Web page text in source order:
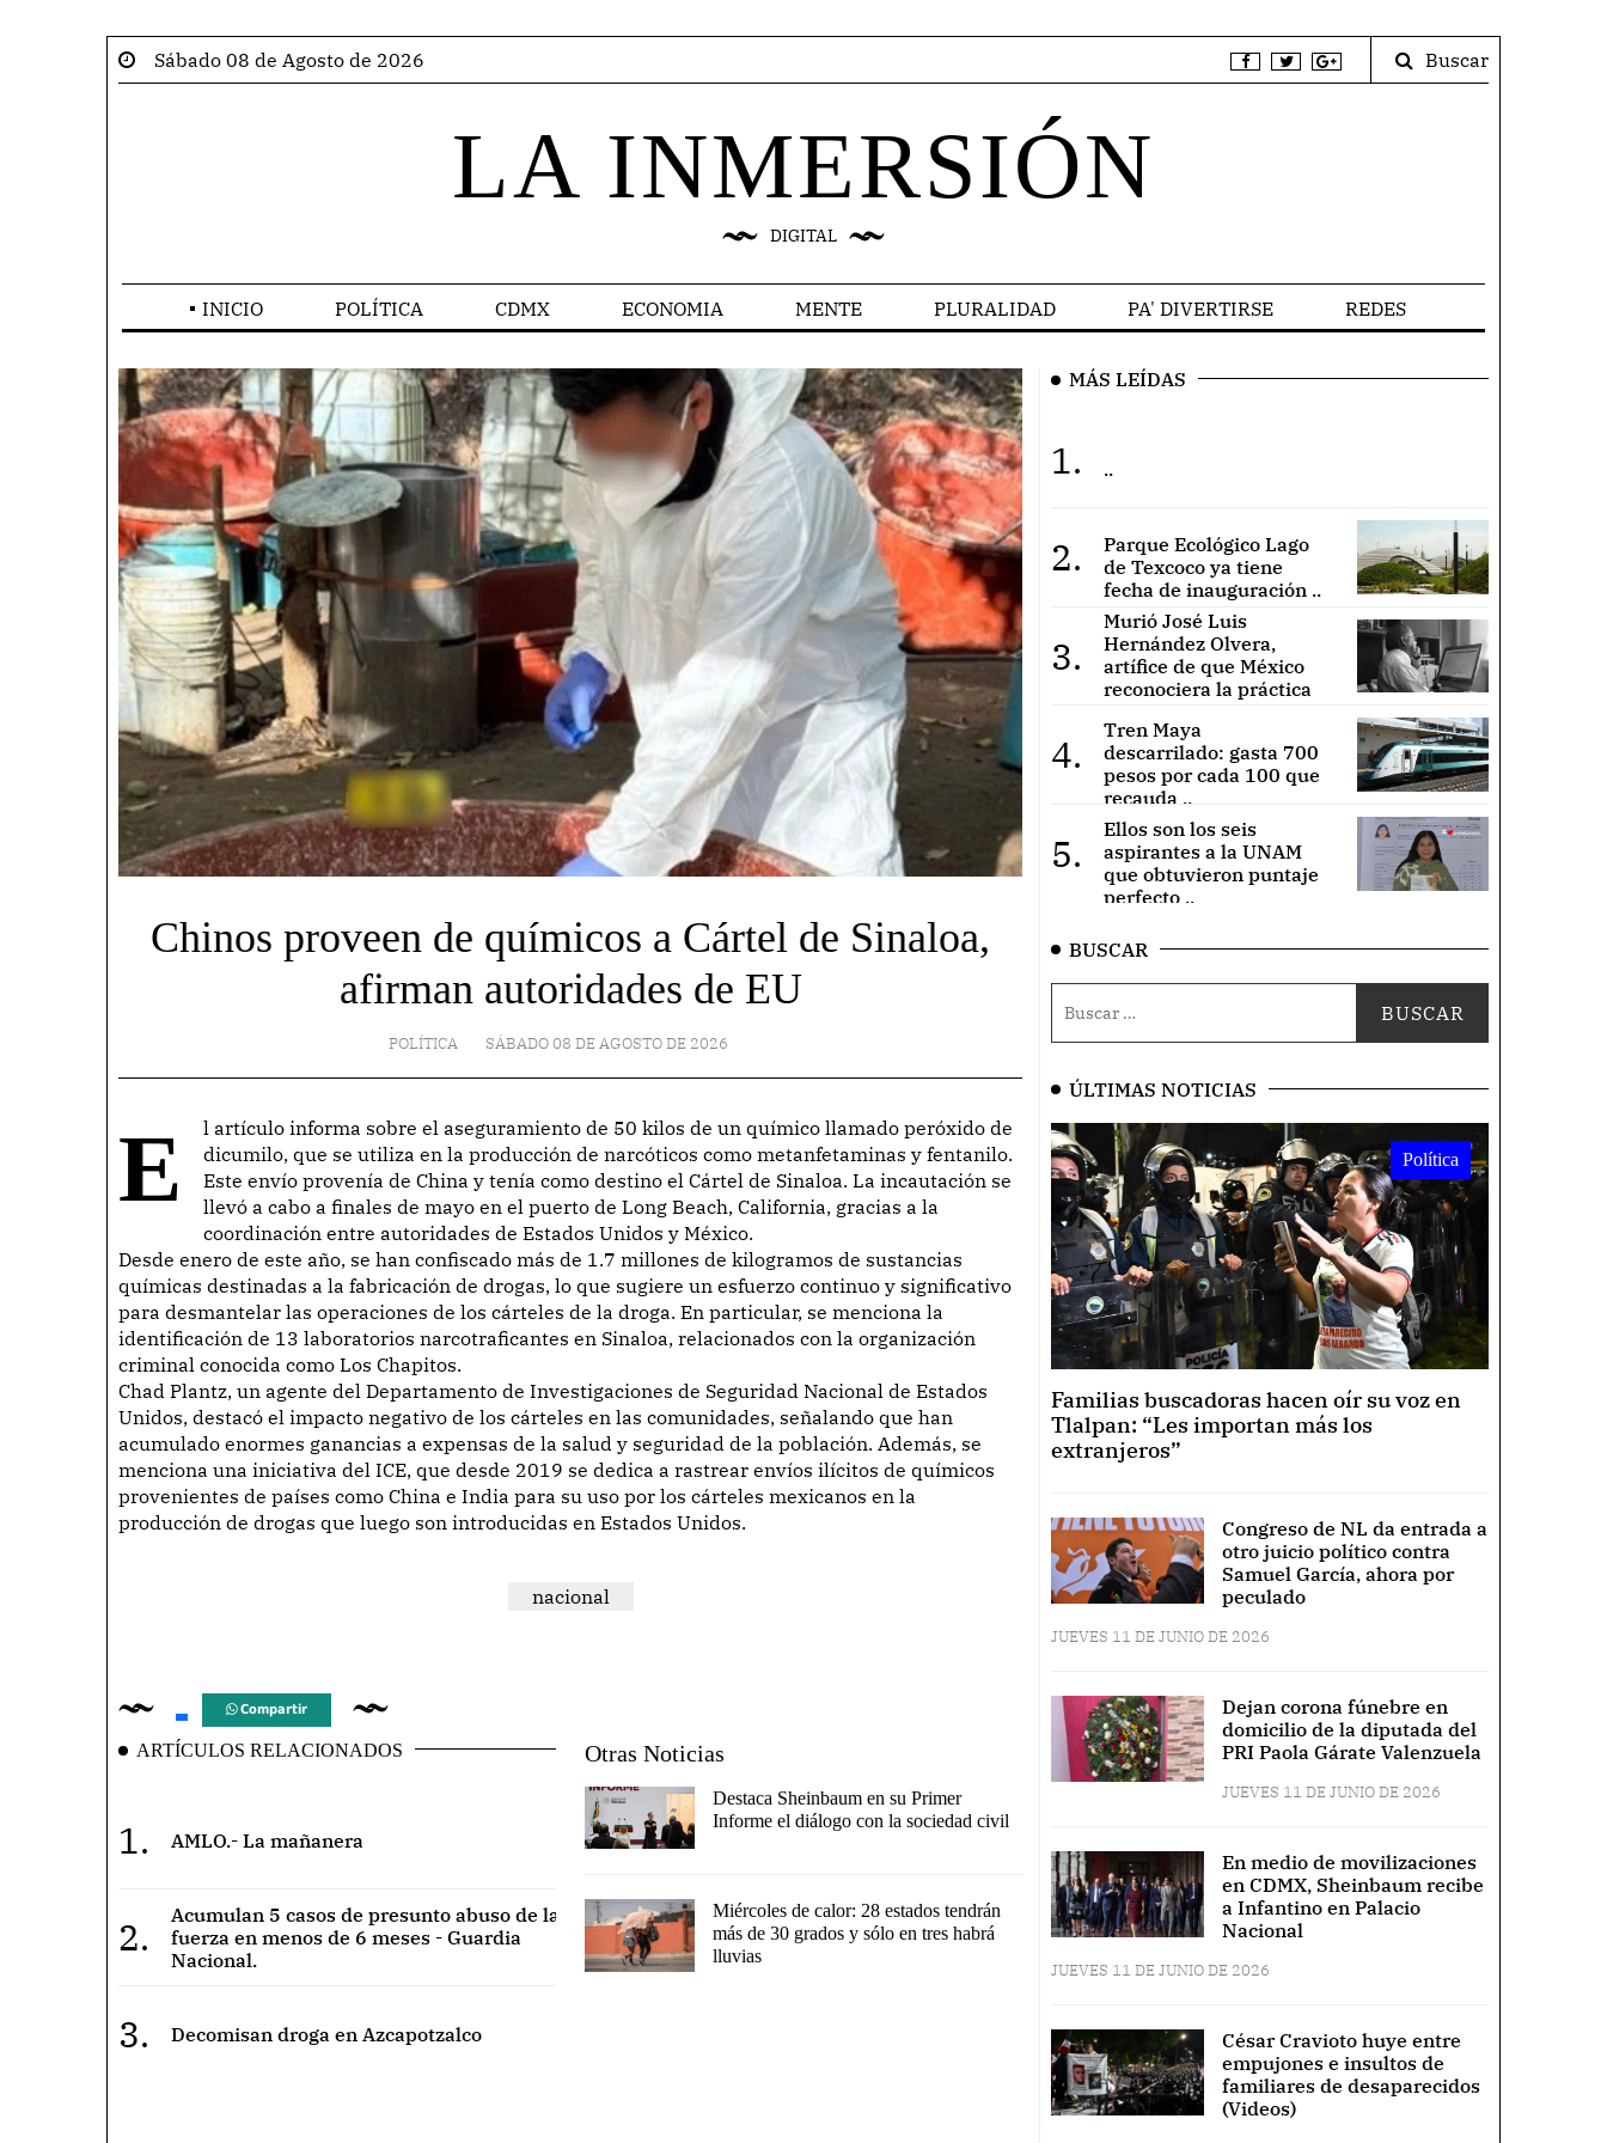
Sábado 08 de Agosto de 2026 Buscar
LA INMERSIÓN
DIGITAL
INICIO POLÍTICA CDMX ECONOMIA MENTE PLURALIDAD PA' DIVERTIRSE REDES
Chinos proveen de químicos a Cártel de Sinaloa,
afirman autoridades de EU
POLÍTICA SÁBADO 08 DE AGOSTO DE 2026
El artículo informa sobre el aseguramiento de 50 kilos de un químico llamado peróxido de
dicumilo, que se utiliza en la producción de narcóticos como metanfetaminas y fentanilo.
Este envío provenía de China y tenía como destino el Cártel de Sinaloa. La incautación se
llevó a cabo a finales de mayo en el puerto de Long Beach, California, gracias a la
coordinación entre autoridades de Estados Unidos y México.
Desde enero de este año, se han confiscado más de 1.7 millones de kilogramos de sustancias
químicas destinadas a la fabricación de drogas, lo que sugiere un esfuerzo continuo y significativo
para desmantelar las operaciones de los cárteles de la droga. En particular, se menciona la
identificación de 13 laboratorios narcotraficantes en Sinaloa, relacionados con la organización
criminal conocida como Los Chapitos.
Chad Plantz, un agente del Departamento de Investigaciones de Seguridad Nacional de Estados
Unidos, destacó el impacto negativo de los cárteles en las comunidades, señalando que han
acumulado enormes ganancias a expensas de la salud y seguridad de la población. Además, se
menciona una iniciativa del ICE, que desde 2019 se dedica a rastrear envíos ilícitos de químicos
provenientes de países como China e India para su uso por los cárteles mexicanos en la
producción de drogas que luego son introducidas en Estados Unidos.
nacional
Compartir
ARTÍCULOS RELACIONADOS
1. AMLO.- La mañanera
2.
Acumulan 5 casos de presunto abuso de la
fuerza en menos de 6 meses - Guardia
Nacional.
3. Decomisan droga en Azcapotzalco
Otras Noticias
Destaca Sheinbaum en su Primer
Informe el diálogo con la sociedad civil
Miércoles de calor: 28 estados tendrán
más de 30 grados y sólo en tres habrá
lluvias
MÁS LEÍDAS
1. ..
2.
Parque Ecológico Lago
de Texcoco ya tiene
fecha de inauguración ..
3.
Murió José Luis
Hernández Olvera,
artífice de que México
reconociera la práctica
4.
Tren Maya
descarrilado: gasta 700
pesos por cada 100 que
recauda ..
5.
Ellos son los seis
aspirantes a la UNAM
que obtuvieron puntaje
perfecto ..
BUSCAR
ÚLTIMAS NOTICIAS
Política
Familias buscadoras hacen oír su voz en
Tlalpan: “Les importan más los
extranjeros”
Congreso de NL da entrada a
otro juicio político contra
Samuel García, ahora por
peculado
JUEVES 11 DE JUNIO DE 2026
Dejan corona fúnebre en
domicilio de la diputada del
PRI Paola Gárate Valenzuela
JUEVES 11 DE JUNIO DE 2026
En medio de movilizaciones
en CDMX, Sheinbaum recibe
a Infantino en Palacio
Nacional
JUEVES 11 DE JUNIO DE 2026
César Cravioto huye entre
empujones e insultos de
familiares de desaparecidos
(Videos)